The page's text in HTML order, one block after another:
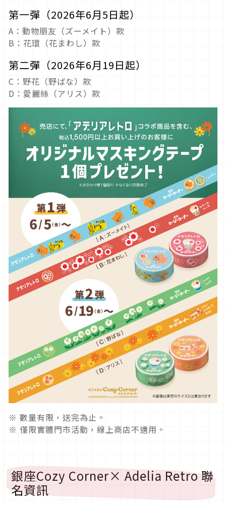
第一彈（2026年6月5日起）
A：動物朋友（ズーメイト）款
B：花環（花まわし）款
第二彈（2026年6月19日起）
C：野花（野ばな）款
D：愛麗絲（アリス）款
※ 數量有限，送完為止。
※ 僅限實體門市活動，線上商店不適用。
銀座Cozy Corner× Adelia Retro 聯
名資訊